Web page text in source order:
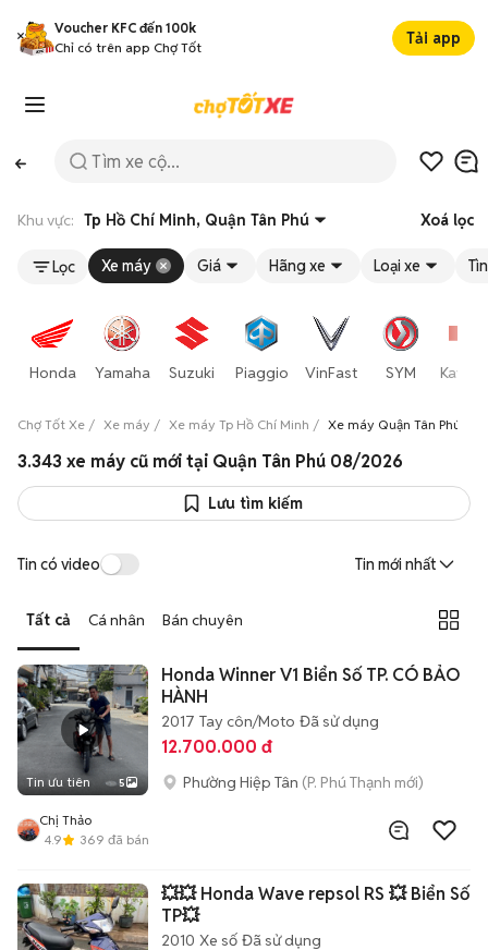
Voucher KFC đến 100k
Chỉ có trên app Chợ Tốt
Tải app
Khu vực: Tp Hồ Chí Minh, Quận Tân Phú Xoá lọc
Lọc Xe máy Giá Hãng xe Loại xe
Honda Yamaha Suzuki Piaggio VinFast SYM
Chợ Tốt Xe Xe máy Xe máy Tp Hồ Chí Minh Xe máy Quận Tân Phú
3.343 xe máy cũ mới tại Quận Tân Phú 08/2026
Lưu tìm kiếm
Tin có video Tin mới nhất
Tất cả Cá nhân Bán chuyên
Tin ưu tiên 5
Honda Winner V1 Biển Số TP. CÓ BẢO
HÀNH
2017 Tay côn/Moto Đã sử dụng
12.700.000 đ
Phường Hiệp Tân (P. Phú Thạnh mới)
Chị Thảo
4.9
369 đã bán
💥💥 Honda Wave repsol RS 💥 Biển Số
TP💥
2010 Xe số Đã sử dụng